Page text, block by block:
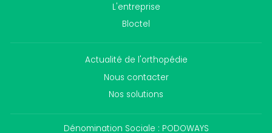
L'entreprise
Bloctel
Actualité de l'orthopédie
Nous contacter
Nos solutions
Dénomination Sociale : PODOWAYS